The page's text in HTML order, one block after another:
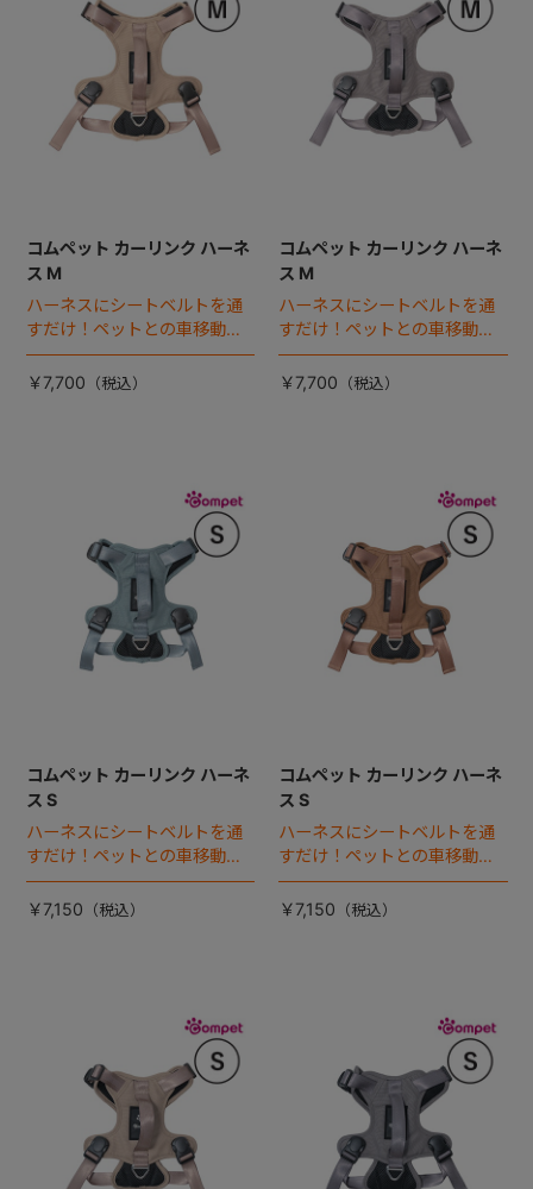
コムペット カーリンク ハーネ
ス M
ハーネスにシートベルトを通
すだけ！ペットとの車移動を
カンタン・快適にする『カー
リンクハーネス』 登場。
￥7,700
コムペット カーリンク ハーネ
ス M
ハーネスにシートベルトを通
すだけ！ペットとの車移動を
カンタン・快適にする『カー
リンクハーネス』 登場。
￥7,700
コムペット カーリンク ハーネ
ス S
ハーネスにシートベルトを通
すだけ！ペットとの車移動を
カンタン・快適にする『カー
リンクハーネス』 登場。
￥7,150
コムペット カーリンク ハーネ
ス S
ハーネスにシートベルトを通
すだけ！ペットとの車移動を
カンタン・快適にする『カー
リンクハーネス』 登場。
￥7,150